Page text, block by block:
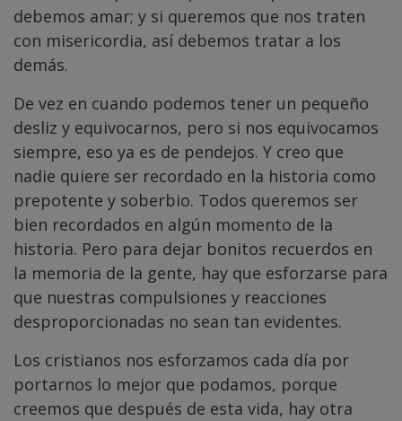
debemos amar; y si queremos que nos traten
con misericordia, así debemos tratar a los
demás.
De vez en cuando podemos tener un pequeño
desliz y equivocarnos, pero si nos equivocamos
siempre, eso ya es de pendejos. Y creo que
nadie quiere ser recordado en la historia como
prepotente y soberbio. Todos queremos ser
bien recordados en algún momento de la
historia. Pero para dejar bonitos recuerdos en
la memoria de la gente, hay que esforzarse para
que nuestras compulsiones y reacciones
desproporcionadas no sean tan evidentes.
Los cristianos nos esforzamos cada día por
portarnos lo mejor que podamos, porque
creemos que después de esta vida, hay otra